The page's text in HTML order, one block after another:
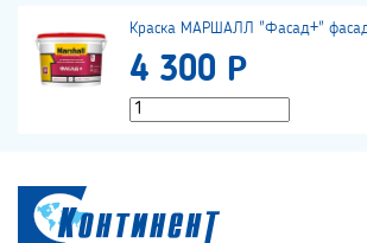
Краска МАРШАЛЛ "Фасад+"
4 300 Р